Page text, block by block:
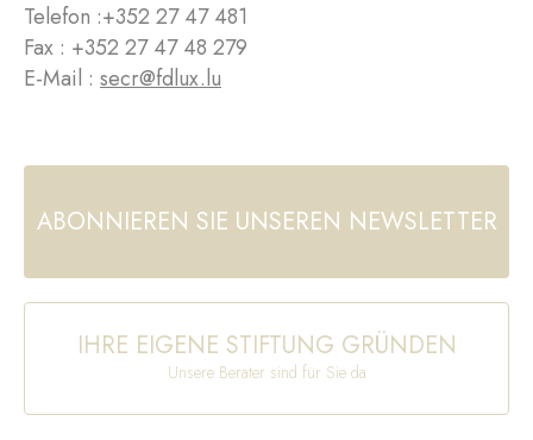
Telefon :+352 27 47 481
Fax : +352 27 47 48 279
E-Mail : secr@fdlux.lu
ABONNIEREN SIE UNSEREN NEWSLETTER
IHRE EIGENE STIFTUNG GRÜNDEN
Unsere Berater sind für Sie da